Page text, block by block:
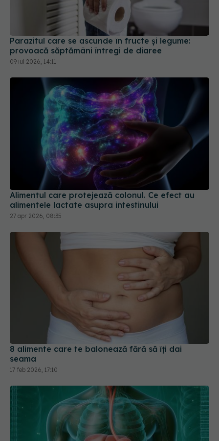
Parazitul care se ascunde în fructe și legume:
provoacă săptămâni întregi de diaree
09 iul 2026, 14:11
Alimentul care protejează colonul. Ce efect au
alimentele lactate asupra intestinului
27 apr 2026, 08:35
8 alimente care te balonează fără să îți dai
17 feb 2026, 17:10